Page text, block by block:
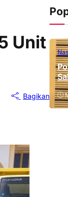
Unit
Bagikan